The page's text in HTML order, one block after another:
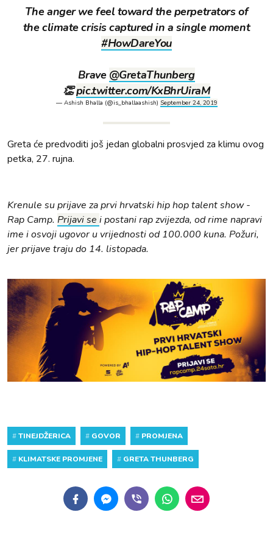
The anger we feel toward the perpetrators of
the climate crisis captured in a single moment
#HowDareYou
Brave @GretaThunberg
👏pic.twitter.com/KxBhrUiraM
— Ashish Bhalla (@is_bhallaashish) September 24, 2019
Greta će predvoditi još jedan globalni prosvjed za klimu ovog
petka, 27. rujna.
Krenule su prijave za prvi hrvatski hip hop talent show -
Rap Camp. Prijavi se i postani rap zvijezda, od rime napravi
ime i osvoji ugovor u vrijednosti od 100.000 kuna. Požuri,
jer prijave traju do 14. listopada.
#TINEJDŽERICA # GOVOR # PROMJENA
# KLIMATSKE PROMJENE # GRETA THUNBERG